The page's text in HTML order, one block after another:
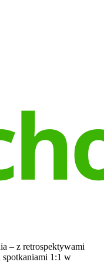
– z retrospektywami
spotkaniami 1:1 w